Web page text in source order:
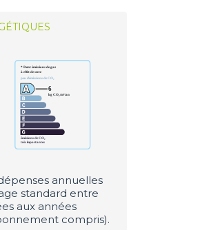
annuelles
standard entre
aux années
compris).